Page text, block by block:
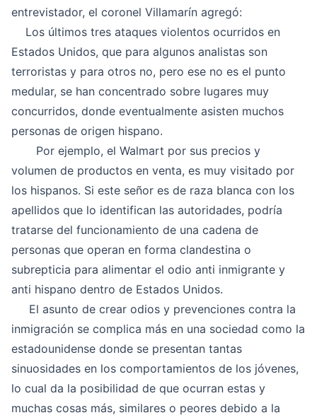
entrevistador, el coronel Villamarín agregó:
Los últimos tres ataques violentos ocurridos en
Estados Unidos, que para algunos analistas son
terroristas y para otros no, pero ese no es el punto
medular, se han concentrado sobre lugares muy
concurridos, donde eventualmente asisten muchos
personas de origen hispano.
Por ejemplo, el Walmart por sus precios y
volumen de productos en venta, es muy visitado por
los hispanos. Si este señor es de raza blanca con los
apellidos que lo identifican las autoridades, podría
tratarse del funcionamiento de una cadena de
personas que operan en forma clandestina o
subrepticia para alimentar el odio anti inmigrante y
anti hispano dentro de Estados Unidos.
El asunto de crear odios y prevenciones contra la
inmigración se complica más en una sociedad como la
estadounidense donde se presentan tantas
sinuosidades en los comportamientos de los jóvenes,
lo cual da la posibilidad de que ocurran estas y
muchas cosas más, similares o peores debido a la